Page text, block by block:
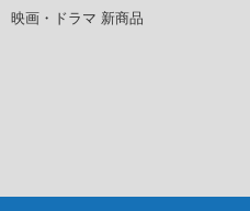
映画・ドラマ 新商品